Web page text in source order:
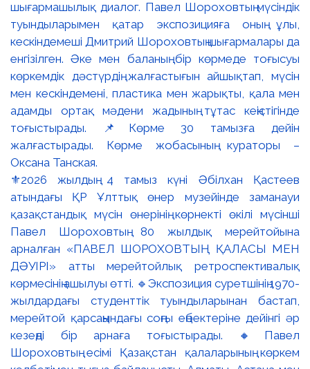
⚜️2026 жылдың 4 тамыз күні Әбілхан Қастеев
атындағы ҚР Ұлттық өнер музейінде заманауи
қазақстандық мүсін өнерінің көрнекті өкілі мүсінші
Павел Шороховтың 80 жылдық мерейтойына
арналған «ПАВЕЛ ШОРОХОВТЫҢ ҚАЛАСЫ МЕН
ДӘУІРІ» атты мерейтойлық ретроспективалық
көрмесінің ашылуы өтті. 🔹Экспозиция суретшінің 1970-
жылдардағы студенттік туындыларынан бастап,
мерейтой қарсаңындағы соңғы еңбектеріне дейінгі әр
кезеңді бір арнаға тоғыстырады. 🔸Павел
Шороховтың есімі Қазақстан қалаларының көркем